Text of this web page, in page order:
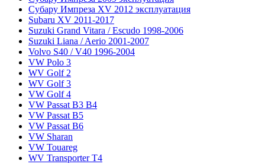
Субару Импреза XV 2012 эксплуатация
Subaru XV 2011-2017
Suzuki Grand Vitara / Escudo 1998-2006
Suzuki Liana / Aerio 2001-2007
Volvo S40 / V40 1996-2004
VW Polo 3
WV Golf 2
WV Golf 3
VW Golf 4
VW Passat B3 B4
VW Passat B5
VW Passat B6
VW Sharan
VW Touareg
WV Transporter T4